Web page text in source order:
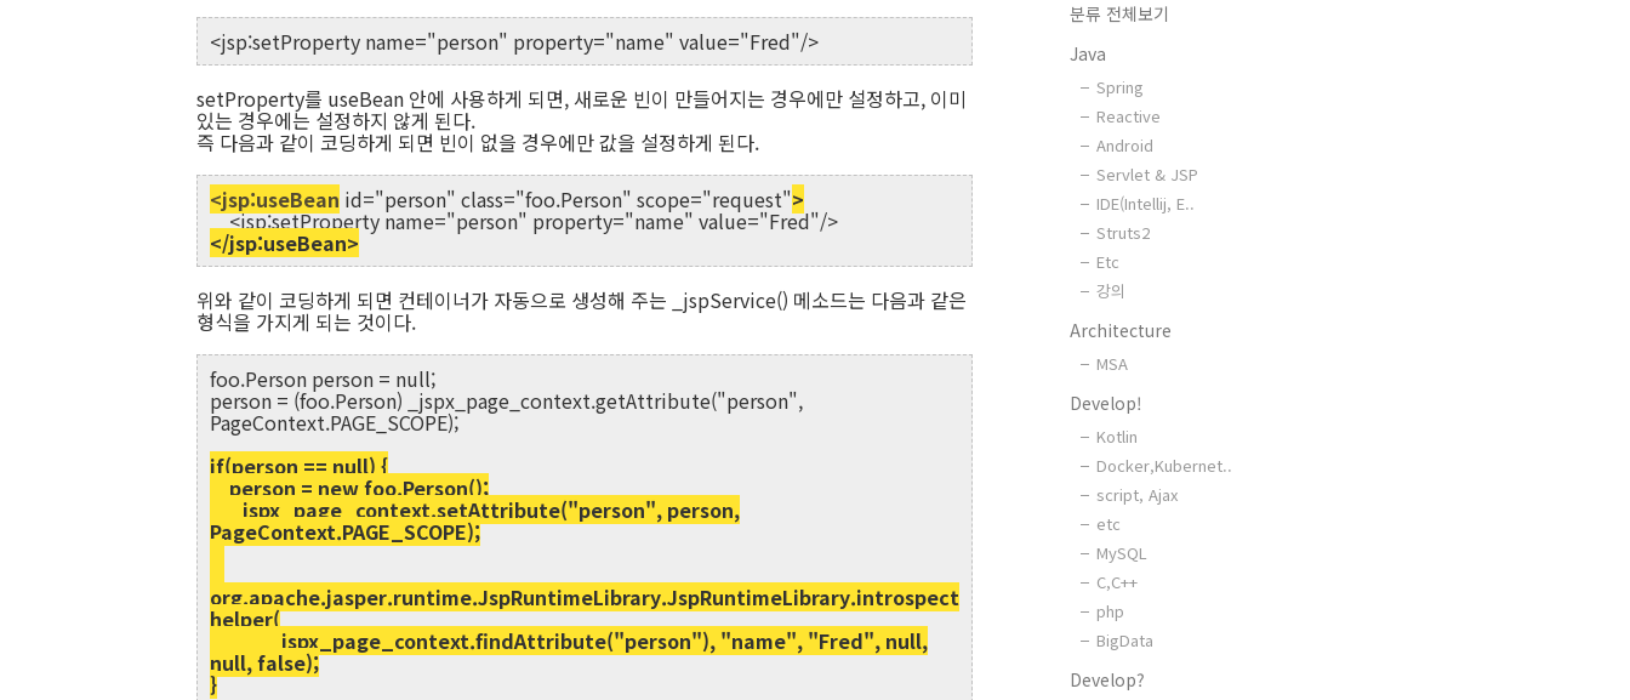
<jsp:setProperty name="person" property="name" value="Fred"/>
setProperty를 useBean 안에 사용하게 되면, 새로운 빈이 만들어지는 경우에만 설정하고, 이미
있는 경우에는 설정하지 않게 된다.
즉 다음과 같이 코딩하게 되면 빈이 없을 경우에만 값을 설정하게 된다.
<jsp:useBean id="person" class="foo.Person" scope="request">
<jsp:setProperty name="person" property="name" value="Fred"/>
</jsp:useBean>
위와 같이 코딩하게 되면 컨테이너가 자동으로 생성해 주는 _jspService() 메소드는 다음과 같은
형식을 가지게 되는 것이다.
foo.Person person = null;
person = (foo.Person) _jspx_page_context.getAttribute("person",
PageContext.PAGE_SCOPE);
if(person == null) {
person = new foo.Person();
_jspx_page_context.setAttribute("person", person,
PageContext.PAGE_SCOPE);
org.apache.jasper.runtime.JspRuntimeLibrary.JspRuntimeLibrary.introspect
helper(
_jspx_page_context.findAttribute("person"), "name", "Fred", null,
null, false);
}
분류 전체보기
Java
Spring
Reactive
Android
Servlet & JSP
IDE(Intellij, E..
Struts2
Etc
강의
Architecture
MSA
Develop!
Kotlin
Docker,Kubernet..
script, Ajax
etc
MySQL
C,C++
php
BigData
Develop?